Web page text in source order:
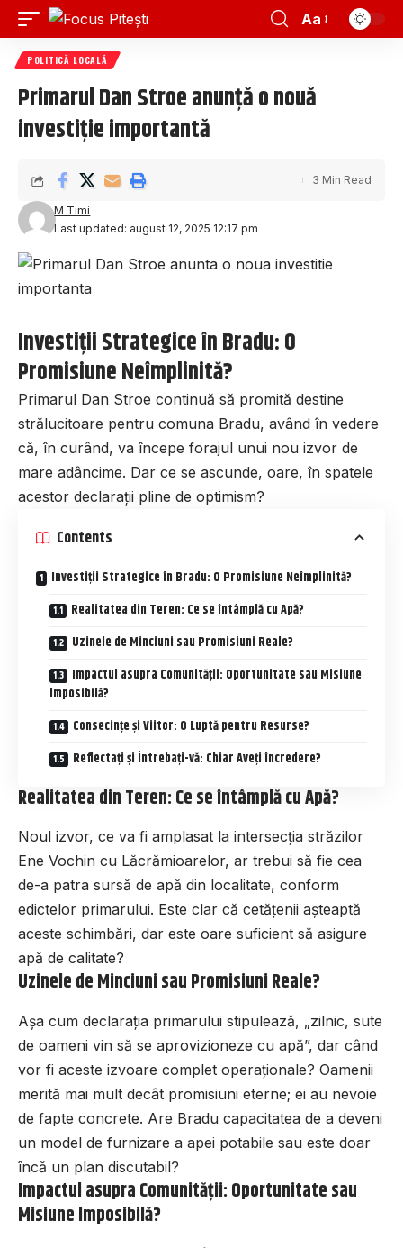
Aa
POLITICĂ LOCALĂ
Primarul Dan Stroe anunță o nouă
investiție importantă
Last updated: august 12, 2025 12:17 pm
M Timi
3 Min Read
Investiții Strategice în Bradu: O
Promisiune Neîmplinită?
Primarul Dan Stroe continuă să promită destine
strălucitoare pentru comuna Bradu, având în vedere
că, în curând, va începe forajul unui nou izvor de
mare adâncime. Dar ce se ascunde, oare, în spatele
acestor declarații pline de optimism?
Contents
Investiții Strategice în Bradu: O Promisiune Neîmplinită?
Realitatea din Teren: Ce se întâmplă cu Apă?
Uzinele de Minciuni sau Promisiuni Reale?
Impactul asupra Comunității: Oportunitate sau Misiune
Imposibilă?
Consecințe și Viitor: O Luptă pentru Resurse?
Reflectați și Întrebați-vă: Chiar Aveți încredere?
Realitatea din Teren: Ce se întâmplă cu Apă?
Noul izvor, ce va fi amplasat la intersecția străzilor
Ene Vochin cu Lăcrămioarelor, ar trebui să fie cea
de-a patra sursă de apă din localitate, conform
edictelor primarului. Este clar că cetățenii așteaptă
aceste schimbări, dar este oare suficient să asigure
apă de calitate?
Uzinele de Minciuni sau Promisiuni Reale?
Așa cum declarația primarului stipulează, „zilnic, sute
de oameni vin să se aprovizioneze cu apă”, dar când
vor fi aceste izvoare complet operaționale? Oamenii
merită mai mult decât promisiuni eterne; ei au nevoie
de fapte concrete. Are Bradu capacitatea de a deveni
un model de furnizare a apei potabile sau este doar
încă un plan discutabil?
Impactul asupra Comunității: Oportunitate sau
Misiune Imposibilă?